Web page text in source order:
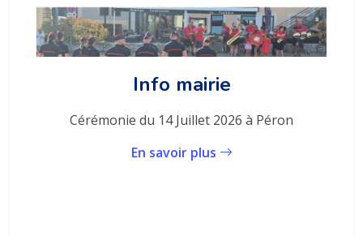
Info mairie
Cérémonie du 14 Juillet 2026 à Péron
En savoir plus